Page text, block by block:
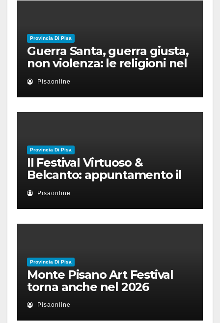
Provincia Di Pisa
Guerra Santa, guerra giusta,
non violenza: le religioni nel
nuovo disordine mondiale
Pisaonline
Provincia Di Pisa
Il Festival Virtuoso &
Belcanto: appuntamento il
28 luglio a Palazzo Blu con
Ruben Micieli
Pisaonline
Provincia Di Pisa
Monte Pisano Art Festival
torna anche nel 2026
Pisaonline